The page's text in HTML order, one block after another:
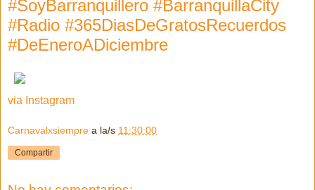
#SoyBarranquillero #BarranquillaCity
#Radio #365DiasDeGratosRecuerdos
#DeEneroADiciembre
via Instagram
Carnavalxsiempre a la/s 11:30:00
Compartir